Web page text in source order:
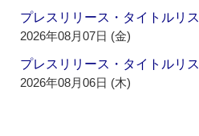
プレスリリース・タイトルリ
2026年08月07日 (金)
プレスリリース・タイトルリ
2026年08月06日 (木)